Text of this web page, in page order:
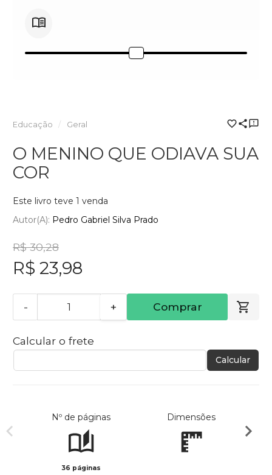
Educação Geral
O MENINO QUE ODIAVA SUA
COR
Este livro teve 1 venda
Autor(a): Pedro Gabriel Silva Prado
R$ 30,28
R$ 23,98
- + Comprar
Calcular o frete
Calcular
Nº de páginas
36 páginas
Dimensões